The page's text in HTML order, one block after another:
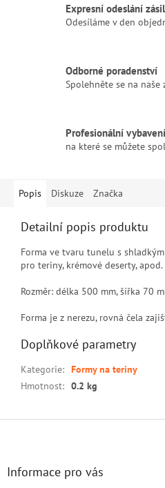
Expresní odeslání
Odesíláme v den
Odborné poradenství
Spolehněte se na naše
Profesionální vybavení
na které se můžete
Popis Diskuze Značka
Detailní popis produktu
Forma ve tvaru tunelu s
pro teriny, krémové deserty, apod.
Rozměr: délka 500 mm, šířka 70
Forma je z nerezu, rovná čela
Doplňkové parametry
Kategorie: Formy na teriny
Hmotnost: 0.2 kg
Informace pro vás